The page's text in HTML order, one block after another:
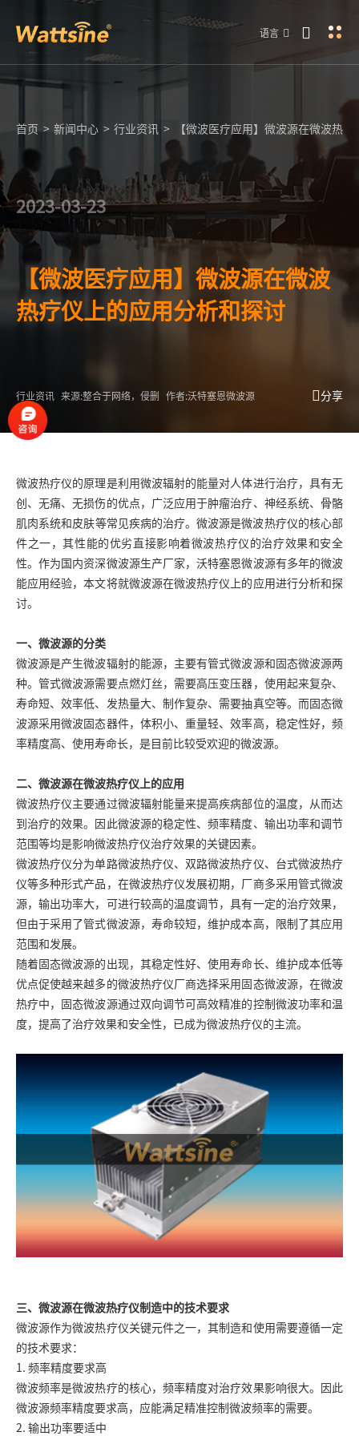
语言
首页 > 新闻中心 > 行业资讯 > 【微波医疗应用】微波源在微波热
2023-03-23
【微波医疗应用】微波源在微波
热疗仪上的应用分析和探讨
行业资讯 来源:整合于网络，侵删 作者:沃特塞恩微波源 分享
微波热疗仪的原理是利用微波辐射的能量对人体进行治疗，具有无
创、无痛、无损伤的优点，广泛应用于肿瘤治疗、神经系统、骨骼
肌肉系统和皮肤等常见疾病的治疗。微波源是微波热疗仪的核心部
件之一，其性能的优劣直接影响着微波热疗仪的治疗效果和安全
性。作为国内资深微波源生产厂家，沃特塞恩微波源有多年的微波
能应用经验，本文将就微波源在微波热疗仪上的应用进行分析和探
讨。
一、微波源的分类
微波源是产生微波辐射的能源，主要有管式微波源和固态微波源两
种。管式微波源需要点燃灯丝，需要高压变压器，使用起来复杂、
寿命短、效率低、发热量大、制作复杂、需要抽真空等。而固态微
波源采用微波固态器件，体积小、重量轻、效率高，稳定性好，频
率精度高、使用寿命长，是目前比较受欢迎的微波源。
二、微波源在微波热疗仪上的应用
微波热疗仪主要通过微波辐射能量来提高疾病部位的温度，从而达
到治疗的效果。因此微波源的稳定性、频率精度、输出功率和调节
范围等均是影响微波热疗仪治疗效果的关键因素。
微波热疗仪分为单路微波热疗仪、双路微波热疗仪、台式微波热疗
仪等多种形式产品，在微波热疗仪发展初期，厂商多采用管式微波
源，输出功率大，可进行较高的温度调节，具有一定的治疗效果，
但由于采用了管式微波源，寿命较短，维护成本高，限制了其应用
范围和发展。
随着固态微波源的出现，其稳定性好、使用寿命长、维护成本低等
优点促使越来越多的微波热疗仪厂商选择采用固态微波源，在微波
热疗中，固态微波源通过双向调节可高效精准的控制微波功率和温
度，提高了治疗效果和安全性，已成为微波热疗仪的主流。
三、微波源在微波热疗仪制造中的技术要求
微波源作为微波热疗仪关键元件之一，其制造和使用需要遵循一定
的技术要求：
1. 频率精度要求高
微波频率是微波热疗的核心，频率精度对治疗效果影响很大。因此
微波源频率精度要求高，应能满足精准控制微波频率的需要。
2. 输出功率要适中